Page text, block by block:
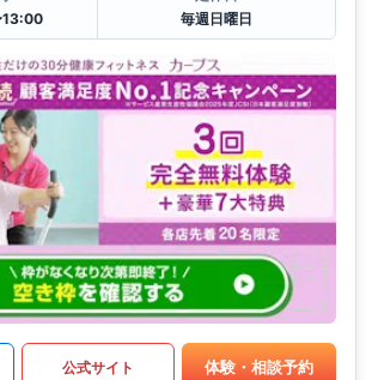
13:00
毎週日曜日
公式サイト 体験・相談予約